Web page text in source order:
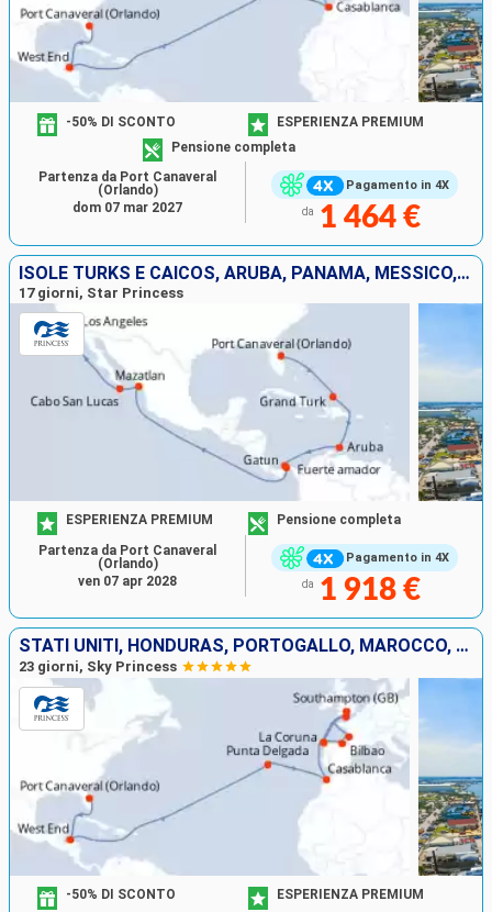
Pagamento in 4X
-50% DI SCONTO
ESPERIENZA PREMIUM
Pensione completa
da 1 464 €
Partenza da Port Canaveral
(Orlando)
dom 07 mar 2027
ISOLE TURKS E CAICOS, ARUBA, PANAMA, MESSICO, STATI UNITI
17 giorni, Star Princess
Pagamento in 4X
ESPERIENZA PREMIUM Pensione completa
da 1 918 €
Partenza da Port Canaveral
(Orlando)
ven 07 apr 2028
STATI UNITI, HONDURAS, PORTOGALLO, MAROCCO, REGNO UNITO, SPAGNA, FRANCIA
23 giorni, Sky Princess
-50% DI SCONTO ESPERIENZA PREMIUM